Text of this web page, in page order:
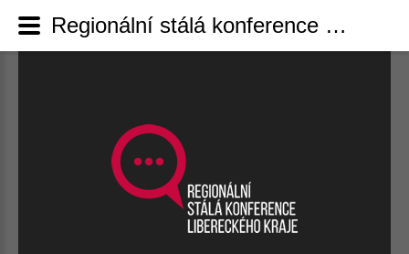
Regionální stálá konference Libereckého kraje - 22. zasedání NSK